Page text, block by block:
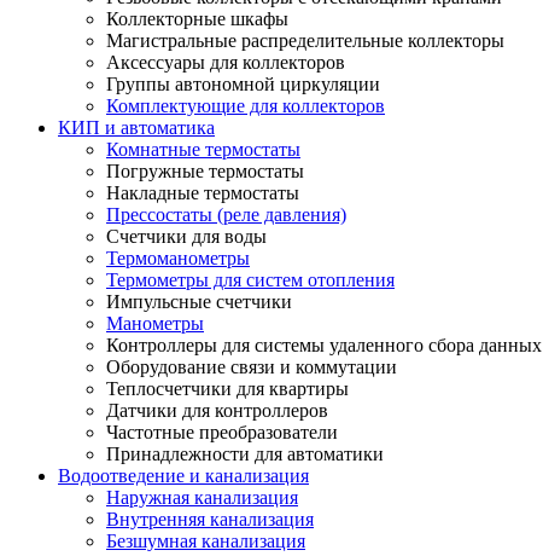
Коллекторные шкафы
Магистральные распределительные коллекторы
Аксессуары для коллекторов
Группы автономной циркуляции
Комплектующие для коллекторов
КИП и автоматика
Комнатные термостаты
Погружные термостаты
Накладные термостаты
Прессостаты (реле давления)
Счетчики для воды
Термоманометры
Термометры для систем отопления
Импульсные счетчики
Манометры
Контроллеры для системы удаленного сбора данных
Оборудование связи и коммутации
Теплосчетчики для квартиры
Датчики для контроллеров
Частотные преобразователи
Принадлежности для автоматики
Водоотведение и канализация
Наружная канализация
Внутренняя канализация
Безшумная канализация